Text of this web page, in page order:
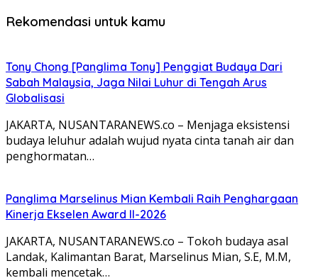
Rekomendasi untuk kamu
Tony Chong [Panglima Tony] Penggiat Budaya Dari
Sabah Malaysia, Jaga Nilai Luhur di Tengah Arus
Globalisasi
JAKARTA, NUSANTARANEWS.co – Menjaga eksistensi
budaya leluhur adalah wujud nyata cinta tanah air dan
penghormatan…
Panglima Marselinus Mian Kembali Raih Penghargaan
Kinerja Ekselen Award II-2026
JAKARTA, NUSANTARANEWS.co – Tokoh budaya asal
Landak, Kalimantan Barat, Marselinus Mian, S.E, M.M,
kembali mencetak…